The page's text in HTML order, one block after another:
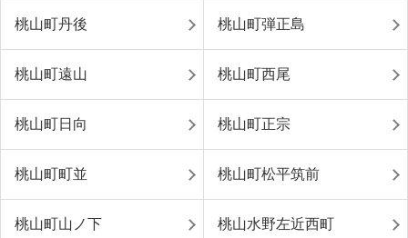
桃山町丹後 桃山町弾正島
桃山町遠山 桃山町西尾
桃山町日向 桃山町正宗
桃山町町並 桃山町松平筑前
桃山町山ノ下 桃山水野左近西町